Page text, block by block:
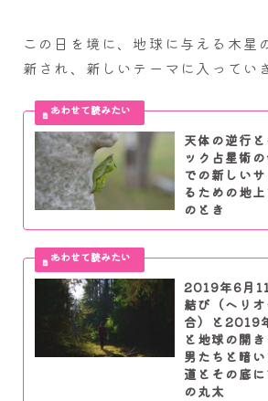
この日を境に、地球に与える木星
新され、新しいテーマに入ってい
天体の逆行
ック占星術
での新しい
るための地
のとき
2019年6月
結び（ヘリ
合）と2019
と地球の開
男たちと暗
道とその底
の丸太